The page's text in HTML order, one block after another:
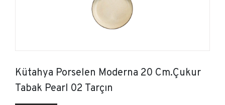
Kütahya Porselen Moderna 20 Cm.Çukur
Tabak Pearl 02 Tarçın